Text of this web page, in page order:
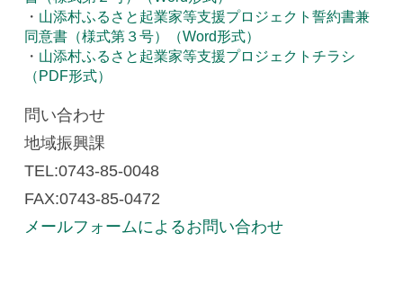
・ 山添村ふるさと起業家等支援プロジェクト誓約書兼
同意書（様式第３号）（Word形式）
・ 山添村ふるさと起業家等支援プロジェクトチラシ
（PDF形式）
問い合わせ
地域振興課
TEL:0743-85-0048
FAX:0743-85-0472
メールフォームによるお問い合わせ